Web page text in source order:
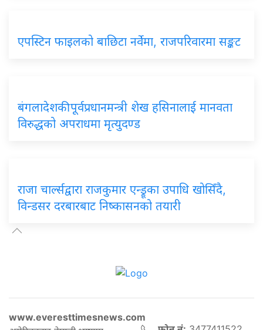
एपस्टिन फाइलको बाछिटा नर्वेमा, राजपरिवारमा सङ्कट
बंगलादेशकी पूर्वप्रधानमन्त्री शेख हसिनालाई मानवता
विरुद्धको अपराधमा मृत्युदण्ड
राजा चार्ल्सद्वारा राजकुमार एन्ड्रूका उपाधि खोसिँदै,
विन्डसर दरबारबाट निष्कासनको तयारी
www.everesttimesnews.com